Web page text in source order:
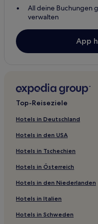
All deine Buchungen
verwalten
App
Top-Reiseziele
Hotels in Deutschland
Hotels in den USA
Hotels in Tschechien
Hotels in Österreich
Hotels in den Niederlanden
Hotels in Italien
Hotels in Schweden